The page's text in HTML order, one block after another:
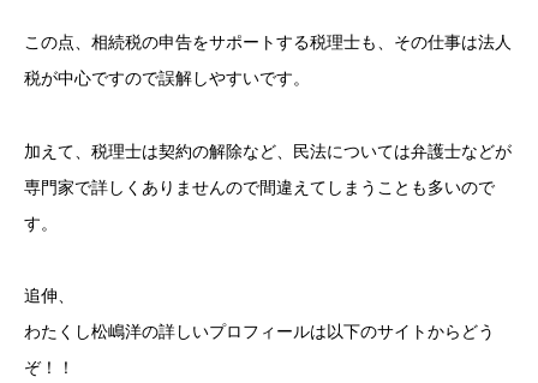
この点、相続税の申告をサポートする税理士も、その仕事は法人
税が中心ですので誤解しやすいです。
加えて、税理士は契約の解除など、民法については弁護士などが
専門家で詳しくありませんので間違えてしまうことも多いので
す。
追伸、
わたくし松嶋洋の詳しいプロフィールは以下のサイトからどう
ぞ！！